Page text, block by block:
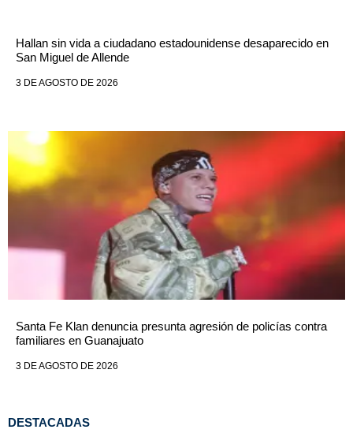
Hallan sin vida a ciudadano estadounidense desaparecido en
San Miguel de Allende
3 DE AGOSTO DE 2026
Santa Fe Klan denuncia presunta agresión de policías contra
familiares en Guanajuato
3 DE AGOSTO DE 2026
DESTACADAS